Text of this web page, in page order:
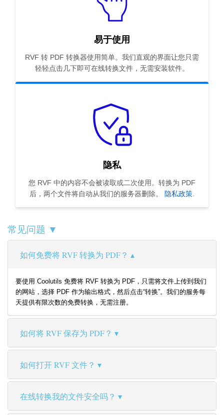
易于使用
RVF 转 PDF 转换器使用简单。我们直观的界面让您只需
轻轻点击几下即可在线转换文件，无需安装软件。
隐私
您 RVF 中的内容不会被读取或二次使用。转换为 PDF
后，两个文件将自动从我们的服务器删除。
隐私政策.
常见问题 ▼
如何免费将 RVF 转换为 PDF？
要使用 Coolutils 免费将 RVF 转换为 PDF，只需将文件上传到我们
的网站，选择 PDF 作为输出格式，然后点击“转换”。我们的服务每
天提供有限次数的免费转换，无需注册。
如何将 RVF 保存为 PDF？
如何打开 RVF 文件？
在线转换我的文件安全吗？